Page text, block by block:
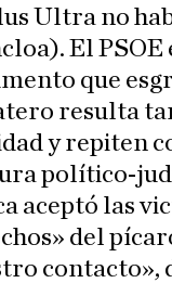
Ultra no
El
que
resulta
y repiten
político-
aceptó las
del
contacto»,